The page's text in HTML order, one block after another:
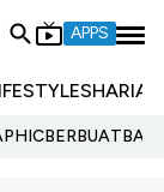
APPS
SHARIA